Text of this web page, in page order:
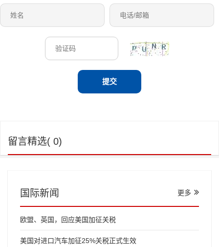
留言精选( 0)
国际新闻 更多
欧盟、英国，回应美国加征关税
美国对进口汽车加征25%关税正式生效